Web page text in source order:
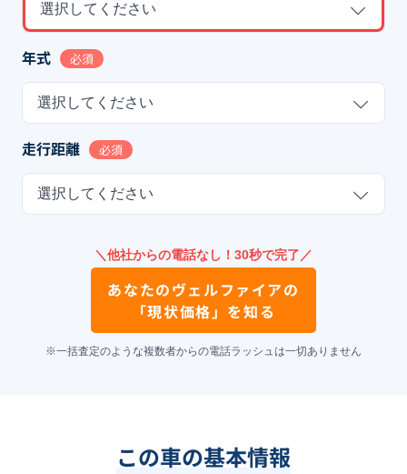
選択してください
年式 必須
選択してください
走行距離 必須
選択してください
＼他社からの電話なし！30秒で完了／
あなたのヴェルファイアの
「現状価格」を知る
※一括査定のような複数者からの電話ラッシュは一切ありません
この車の基本情報